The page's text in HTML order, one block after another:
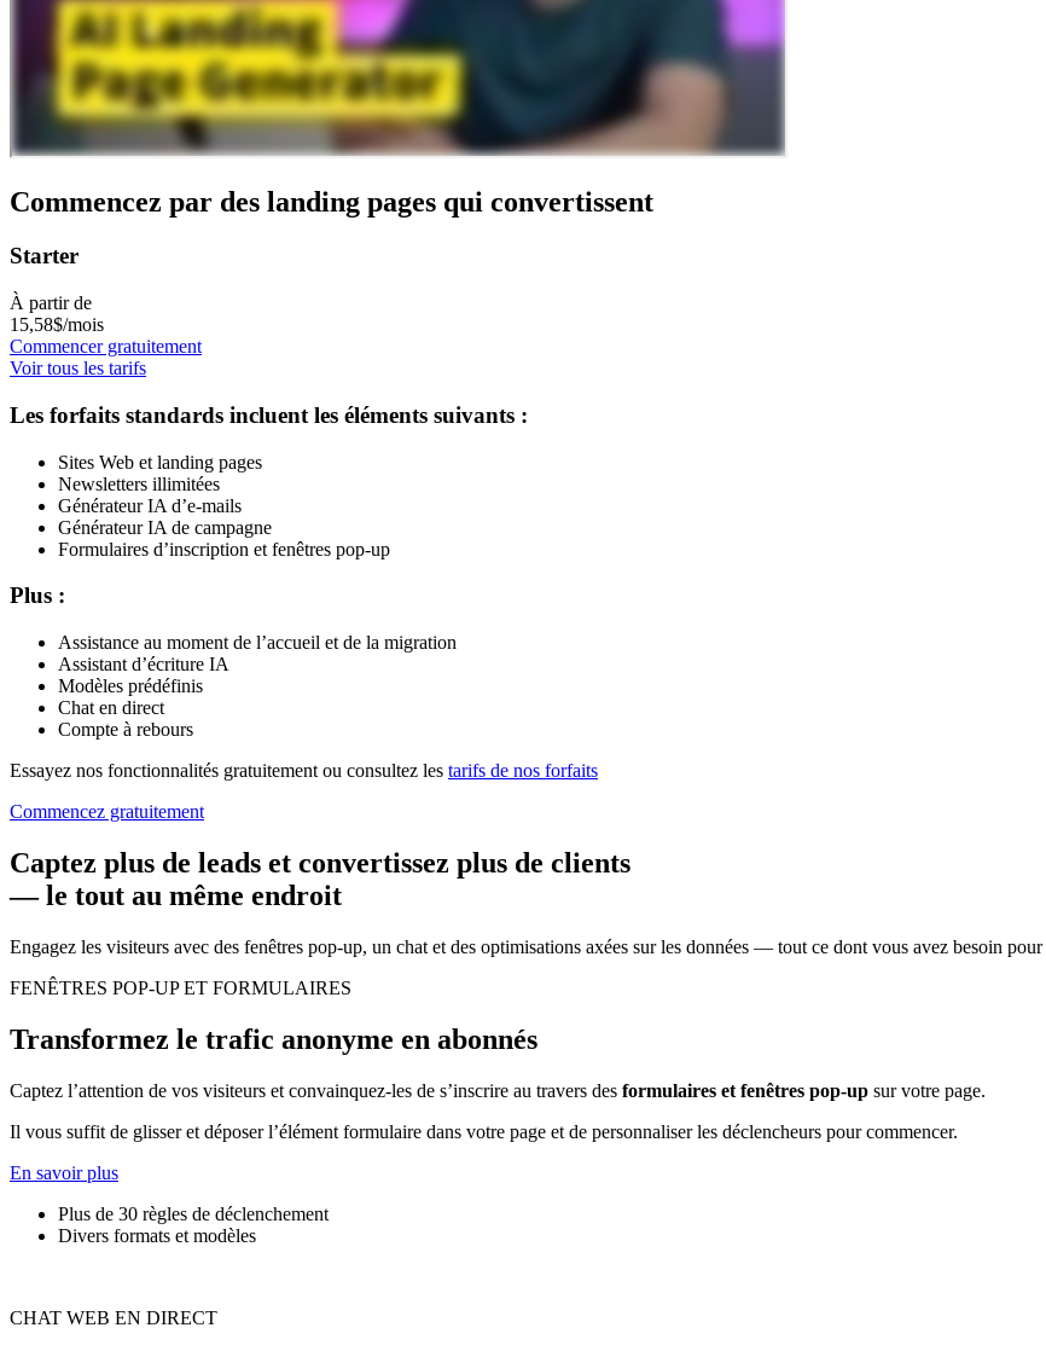
Commencez par des landing pages qui convertissent
Starter
À partir de
15,58$/mois
Commencer gratuitement
Voir tous les tarifs
Les forfaits standards incluent les éléments suivants :
Sites Web et landing pages
Newsletters illimitées
Générateur IA d’e-mails
Générateur IA de campagne
Formulaires d’inscription et fenêtres pop-up
Plus :
Assistance au moment de l’accueil et de la migration
Assistant d’écriture IA
Modèles prédéfinis
Chat en direct
Compte à rebours
Essayez nos fonctionnalités gratuitement ou consultez les tarifs de nos forfaits
Commencez gratuitement
Captez plus de leads et convertissez plus de clients
— le tout au même endroit
Engagez les visiteurs avec des fenêtres pop-up, un chat et des optimisations axées sur les données — tout ce dont vous avez besoin
FENÊTRES POP-UP ET FORMULAIRES
Transformez le trafic anonyme en abonnés
Captez l’attention de vos visiteurs et convainquez-les de s’inscrire au travers des formulaires et fenêtres pop-up sur votre page.
Il vous suffit de glisser et déposer l’élément formulaire dans votre page et de personnaliser les déclencheurs pour commencer.
En savoir plus
Plus de 30 règles de déclenchement
Divers formats et modèles
CHAT WEB EN DIRECT